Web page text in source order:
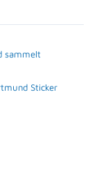
sammelt
Sticker